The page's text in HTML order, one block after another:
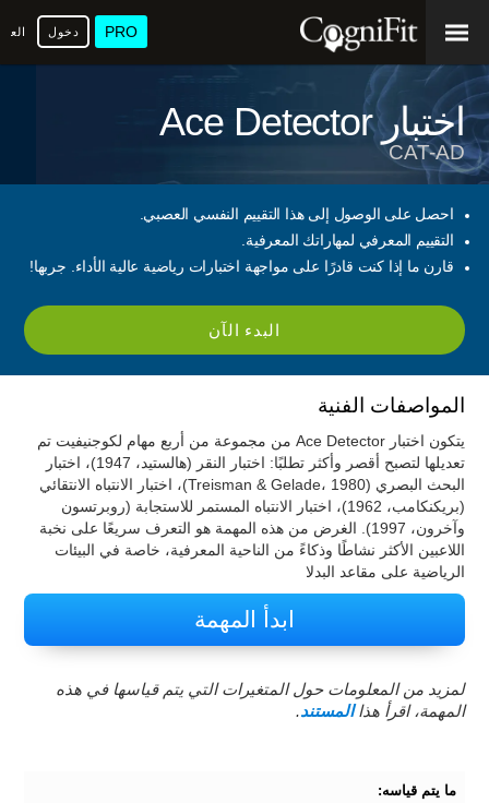
PRO دخول
اختبار Ace Detector
CAT-AD
احصل على الوصول إلى هذا التقييم النفسي العصبي.
التقييم المعرفي لمهاراتك المعرفية.
قارن ما إذا كنت قادرًا على مواجهة اختبارات رياضية عالية الأداء. جربها!
البدء الآن
المواصفات الفنية
يتكون اختبار Ace Detector من مجموعة من أربع مهام لكوجنيفيت تم
تعديلها لتصبح أقصر وأكثر تطلبًا: اختبار النقر (هالستيد، 1947)، اختبار
البحث البصري (Treisman & Gelade، 1980)، اختبار الانتباه الانتقائي
(بريكنكامب، 1962)، اختبار الانتباه المستمر للاستجابة (روبرتسون
وآخرون، 1997). الغرض من هذه المهمة هو التعرف سريعًا على نخبة
اللاعبين الأكثر نشاطًا وذكاءً من الناحية المعرفية، خاصة في البيئات
الرياضية على مقاعد البدلا
ابدأ المهمة
لمزيد من المعلومات حول المتغيرات التي يتم قياسها في هذه
المهمة، اقرأ هذاالمستند.
ما يتم قياسه: